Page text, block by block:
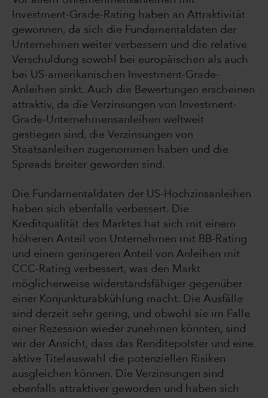
Investment-Grade-Rating haben an Attraktivität
gewonnen, da sich die Fundamentaldaten der
Unternehmen weiter verbessern und die relative
Verschuldung sowohl bei europäischen als auch
bei US-amerikanischen Investment-Grade-
Anleihen sinkt. Auch die Bewertungen erscheinen
attraktiv, da die Verzinsungen von Investment-
Grade-Unternehmensanleihen weltweit
gestiegen sind, die Verzinsungen von
Staatsanleihen zugenommen haben und die
Spreads breiter geworden sind.
Die Fundamentaldaten der US-Hochzinsanleihen
haben sich ebenfalls verbessert. Die
Kreditqualität des Marktes hat sich mit einem
höheren Anteil von Unternehmen mit BB-Rating
und einem geringeren Anteil von Anleihen mit
CCC-Rating verbessert, was den Markt
möglicherweise widerstandsfähiger gegenüber
einer Konjunkturabkühlung macht. Die Ausfälle
sind derzeit sehr gering, und obwohl sie im Falle
einer Rezession wieder zunehmen könnten, sind
wir der Ansicht, dass das Renditepolster und eine
aktive Titelauswahl die potenziellen Risiken
ausgleichen können. Die Verzinsungen sind
ebenfalls attraktiver geworden und haben sich